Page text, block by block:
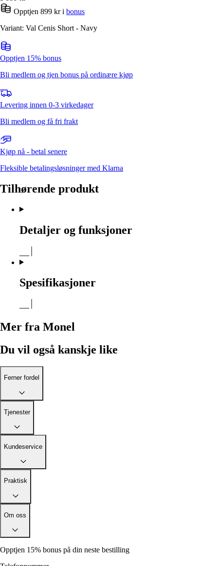
Opptjen 899 kr i bonus
Variant: Val Cenis Short - Navy
Opptjen 15% bonus
Bli medlem og tjen bonus på ordinære kjøp
Levering innen 0-3 virkedager
Bli medlem og få fri frakt
Kjøp nå - betal senere
Fleksible betalingsløsninger med Klarna
Tilhørende produkt
Detaljer og funksjoner
Spesifikasjoner
Mer fra Monel
Du vil også kanskje like
Ferner fordel
Tjenester
Kundeservice
Praktisk
Om oss
Opptjen 15% bonus på din neste bestilling